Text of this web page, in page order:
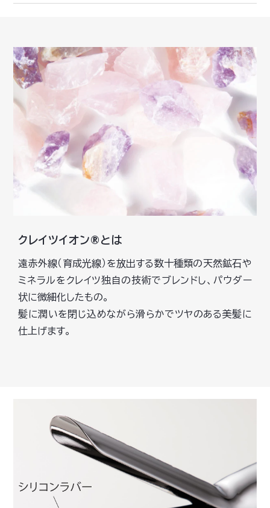
クレイツイオン®とは
遠赤外線（育成光線）を放出する数十種類の天然鉱石や
ミネラルをクレイツ独自の技術でブレンドし、パウダー
状に微細化したもの。
髪に潤いを閉じ込めながら滑らかでツヤのある美髪に
仕上げます。